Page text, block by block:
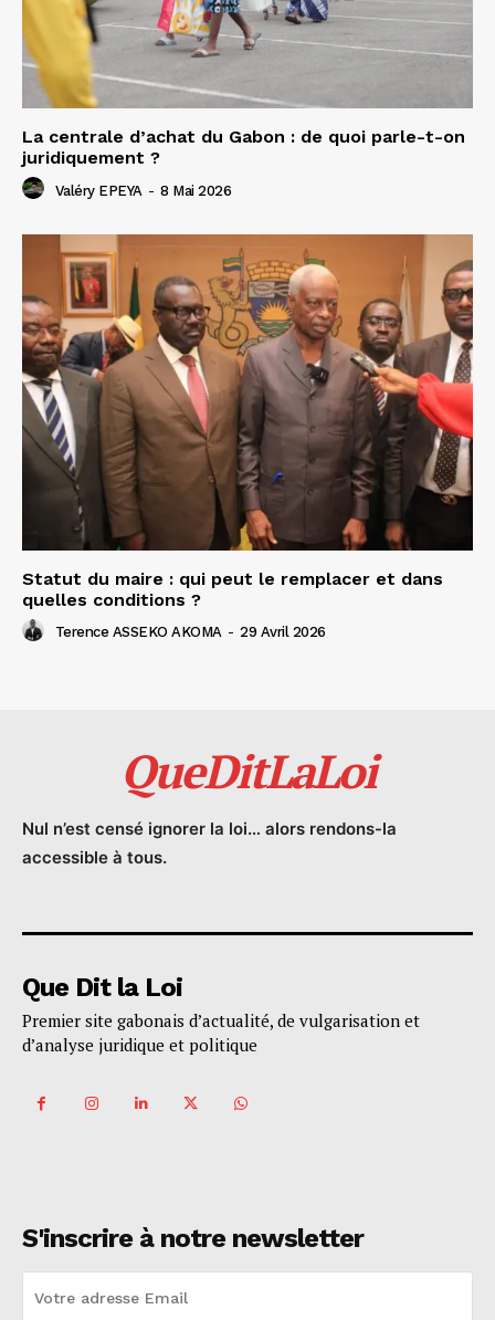
La centrale d’achat du Gabon : de quoi parle-t-on
juridiquement ?
Valéry EPEYA - 8 Mai 2026
Statut du maire : qui peut le remplacer et dans
quelles conditions ?
Terence ASSEKO AKOMA - 29 Avril 2026
QueDitLaLoi
Nul n’est censé ignorer la loi… alors rendons-la
accessible à tous.
Que Dit la Loi
Premier site gabonais d’actualité, de vulgarisation et
d’analyse juridique et politique
S'inscrire à notre newsletter